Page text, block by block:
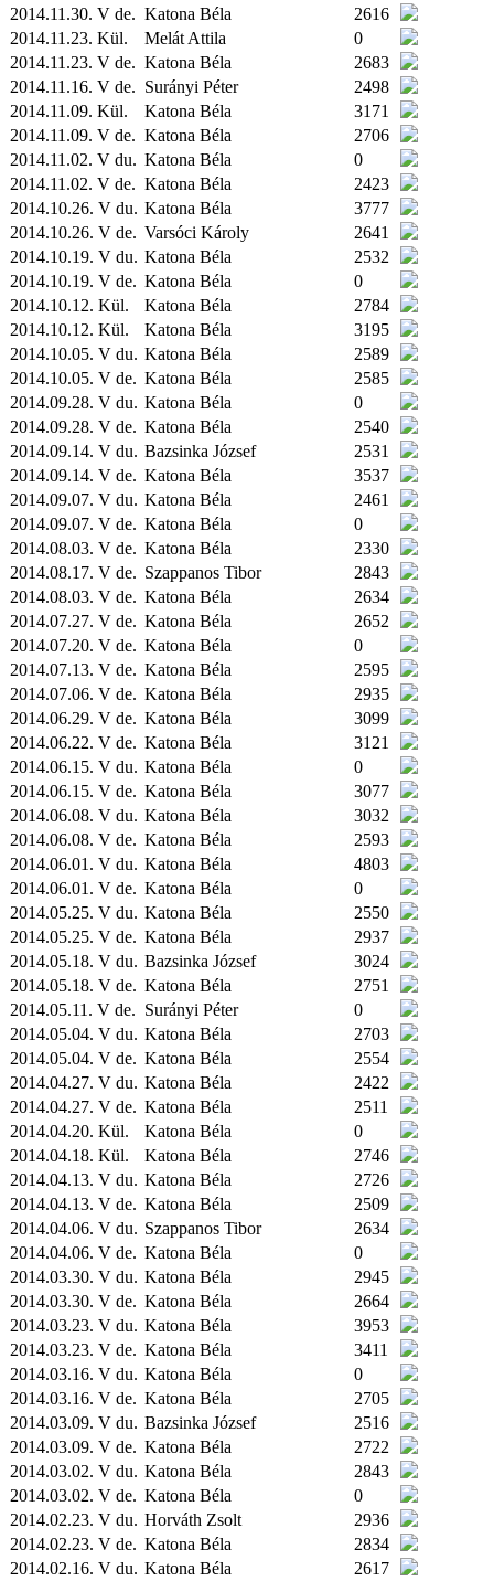
2014.11.30. V de. Katona Béla
2616
2014.11.23. Kül. Melát Attila
0
2014.11.23. V de. Katona Béla
2683
2014.11.16. V de. Surányi Péter
2498
2014.11.09. Kül. Katona Béla
3171
2014.11.09. V de. Katona Béla
2706
2014.11.02. V du. Katona Béla
0
2014.11.02. V de. Katona Béla
2423
2014.10.26. V du. Katona Béla
3777
2014.10.26. V de. Varsóci Károly
2641
2014.10.19. V du. Katona Béla
2532
2014.10.19. V de. Katona Béla
0
2014.10.12. Kül. Katona Béla
2784
2014.10.12. Kül. Katona Béla
3195
2014.10.05. V du. Katona Béla
2589
2014.10.05. V de. Katona Béla
2585
2014.09.28. V du. Katona Béla
0
2014.09.28. V de. Katona Béla
2540
2014.09.14. V du. Bazsinka József
2531
2014.09.14. V de. Katona Béla
3537
2014.09.07. V du. Katona Béla
2461
2014.09.07. V de. Katona Béla
0
2014.08.03. V de. Katona Béla
2330
2014.08.17. V de. Szappanos Tibor
2843
2014.08.03. V de. Katona Béla
2634
2014.07.27. V de. Katona Béla
2652
2014.07.20. V de. Katona Béla
0
2014.07.13. V de. Katona Béla
2595
2014.07.06. V de. Katona Béla
2935
2014.06.29. V de. Katona Béla
3099
2014.06.22. V de. Katona Béla
3121
2014.06.15. V du. Katona Béla
0
2014.06.15. V de. Katona Béla
3077
2014.06.08. V du. Katona Béla
3032
2014.06.08. V de. Katona Béla
2593
2014.06.01. V du. Katona Béla
4803
2014.06.01. V de. Katona Béla
0
2014.05.25. V du. Katona Béla
2550
2014.05.25. V de. Katona Béla
2937
2014.05.18. V du. Bazsinka József
3024
2014.05.18. V de. Katona Béla
2751
2014.05.11. V de. Surányi Péter
0
2014.05.04. V du. Katona Béla
2703
2014.05.04. V de. Katona Béla
2554
2014.04.27. V du. Katona Béla
2422
2014.04.27. V de. Katona Béla
2511
2014.04.20. Kül. Katona Béla
0
2014.04.18. Kül. Katona Béla
2746
2014.04.13. V du. Katona Béla
2726
2014.04.13. V de. Katona Béla
2509
2014.04.06. V du. Szappanos Tibor
2634
2014.04.06. V de. Katona Béla
0
2014.03.30. V du. Katona Béla
2945
2014.03.30. V de. Katona Béla
2664
2014.03.23. V du. Katona Béla
3953
2014.03.23. V de. Katona Béla
3411
2014.03.16. V du. Katona Béla
0
2014.03.16. V de. Katona Béla
2705
2014.03.09. V du. Bazsinka József
2516
2014.03.09. V de. Katona Béla
2722
2014.03.02. V du. Katona Béla
2843
2014.03.02. V de. Katona Béla
0
2014.02.23. V du. Horváth Zsolt
2936
2014.02.23. V de. Katona Béla
2834
2014.02.16. V du. Katona Béla
2617